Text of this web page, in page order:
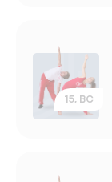
15, ВС